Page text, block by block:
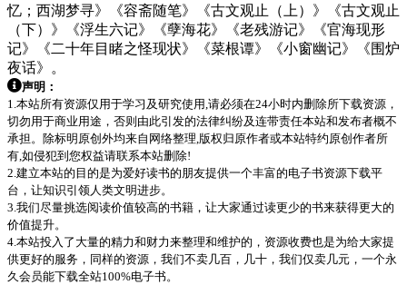
忆；西湖梦寻》《容斋随笔》《古文观止（上）》《古文观止
（下）》《浮生六记》《孽海花》《老残游记》《官海现形
记》《二十年目睹之怪现状》《菜根谭》《小窗幽记》《围炉
夜话》。
声明：
1.本站所有资源仅用于学习及研究使用,请必须在24小时内删除所下载资源，
切勿用于商业用途，否则由此引发的法律纠纷及连带责任本站和发布者概不
承担。除标明原创外均来自网络整理,版权归原作者或本站特约原创作者所
有,如侵犯到您权益请联系本站删除!
2.建立本站的目的是为爱好读书的朋友提供一个丰富的电子书资源下载平
台，让知识引领人类文明进步。
3.我们尽量挑选阅读价值较高的书籍，让大家通过读更少的书来获得更大的
价值提升。
4.本站投入了大量的精力和财力来整理和维护的，资源收费也是为给大家提
供更好的服务，同样的资源，我们不卖几百，几十，我们仅卖几元，一个永
久会员能下载全站100%电子书。